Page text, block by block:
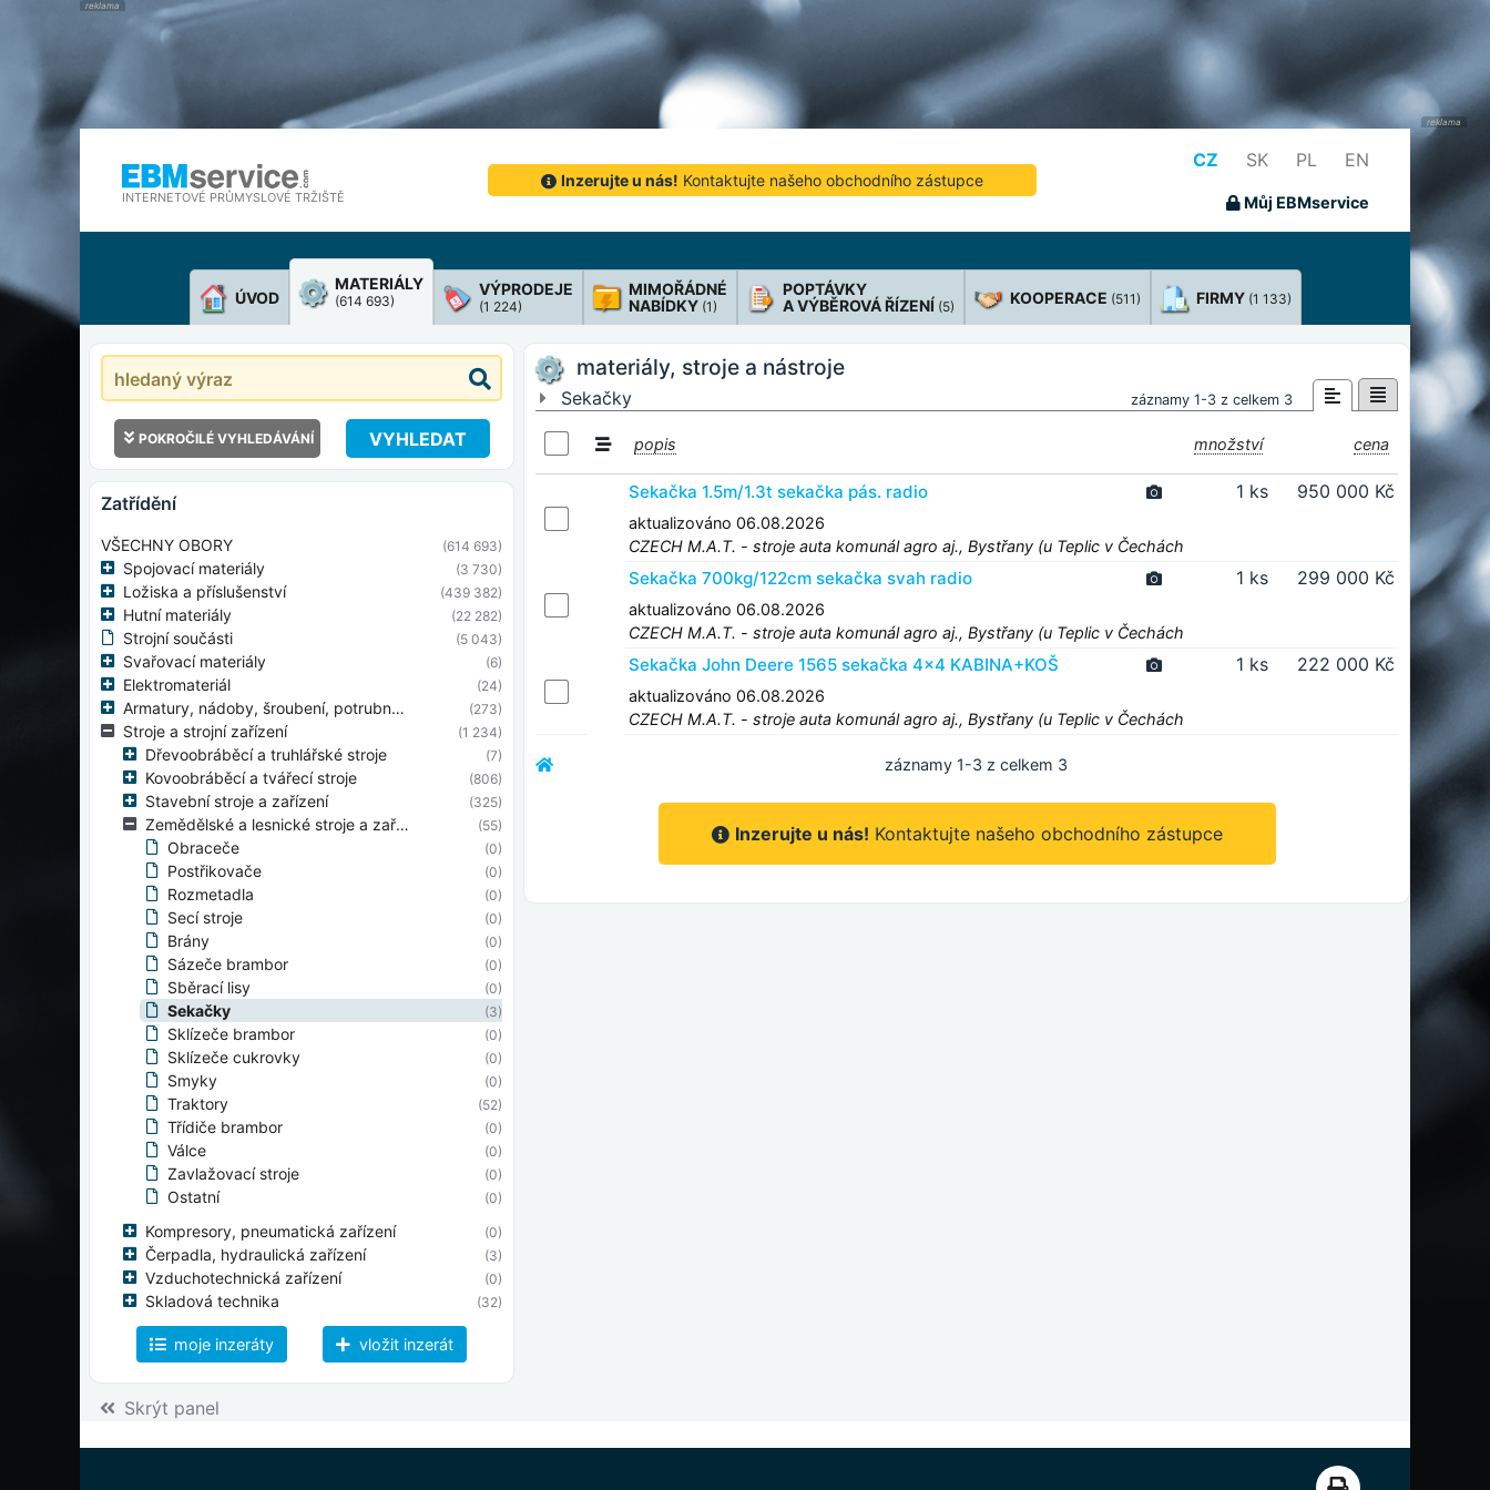
INTERNETOVÉ PRŮMYSLOVÉ TRŽIŠTĚ
Inzerujte u nás! Kontaktujte našeho obchodního zástupce
CZ SK PL EN
Můj EBMservice
ÚVOD
MATERIÁLY
(614 693)
VÝPRODEJE
(1 224)
MIMOŘÁDNÉ
NABÍDKY (1)
POPTÁVKY
A VÝBĚROVÁ ŘÍZENÍ (5) KOOPERACE (511) FIRMY (1 133)
POKROČILÉ VYHLEDÁVÁNÍ VYHLEDAT
zatřídění
VŠECHNY OBORY (614 693)
Spojovací materiály (3 730)
Ložiska a příslušenství (439 382)
Hutní materiály (22 282)
Strojní součásti (5 043)
Svařovací materiály (6)
Elektromateriál (24)
Armatury, nádoby, šroubení, potrubní díly (273)
Stroje a strojní zařízení (1 234)
Dřevoobráběcí a truhlářské stroje (7)
Kovoobráběcí a tvářecí stroje (806)
Stavební stroje a zařízení (325)
Zemědělské a lesnické stroje a zařízení (55)
Obraceče (0)
Postřikovače (0)
Rozmetadla (0)
Secí stroje (0)
Brány (0)
Sázeče brambor (0)
Sběrací lisy (0)
Sekačky (3)
Sklízeče brambor (0)
Sklízeče cukrovky (0)
Smyky (0)
Traktory (52)
Třídiče brambor (0)
Válce (0)
Zavlažovací stroje (0)
Ostatní (0)
Kompresory, pneumatická zařízení (0)
Čerpadla, hydraulická zařízení (3)
Vzduchotechnická zařízení (0)
Skladová technika (32)
Svářecí stroje
Elektromotory
Ostatní
Nástroje, nářadí, měřící přístroje (632)
moje inzeráty vložit inzerát
Skrýt panel
materiály, stroje a nástroje
Sekačky záznamy 1-3 z celkem 3
popis množství cena
Sekačka 1.5m/1.3t sekačka pás. radio 1 ks 950 000 Kč
aktualizováno 06.08.2026
CZECH M.A.T. - stroje auta komunál agro aj., Bystřany (u Teplic v Čechách
Sekačka 700kg/122cm sekačka svah radio 1 ks 299 000 Kč
aktualizováno 06.08.2026
CZECH M.A.T. - stroje auta komunál agro aj., Bystřany (u Teplic v Čechách
Sekačka John Deere 1565 sekačka 4x4 KABINA+KOŠ 1 ks 222 000 Kč
aktualizováno 06.08.2026
CZECH M.A.T. - stroje auta komunál agro aj., Bystřany (u Teplic v Čechách
záznamy 1-3 z celkem 3
Inzerujte u nás! Kontaktujte našeho obchodního zástupce